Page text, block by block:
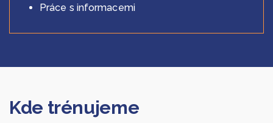
Práce s informacemi
Kde trénujeme